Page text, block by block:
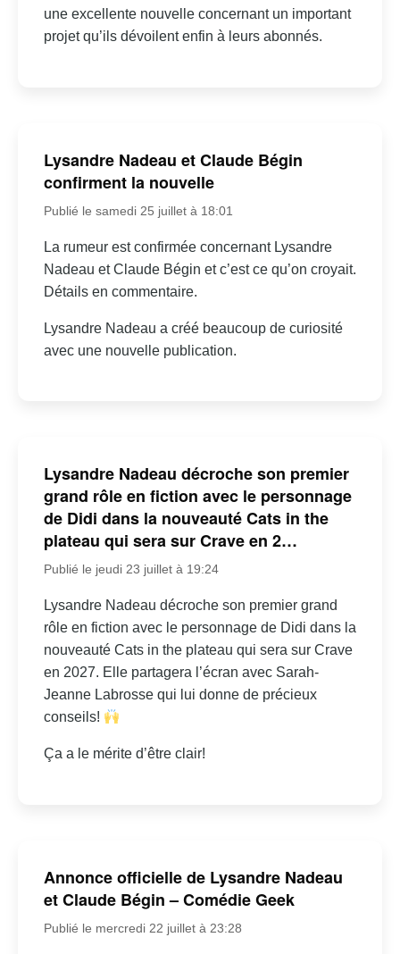
une excellente nouvelle concernant un important
projet qu’ils dévoilent enfin à leurs abonnés.
Lysandre Nadeau et Claude Bégin
confirment la nouvelle
Publié le samedi 25 juillet à 18:01
La rumeur est confirmée concernant Lysandre
Nadeau et Claude Bégin et c’est ce qu’on croyait.
Détails en commentaire.
Lysandre Nadeau a créé beaucoup de curiosité
avec une nouvelle publication.
Lysandre Nadeau décroche son premier
grand rôle en fiction avec le personnage
de Didi dans la nouveauté Cats in the
plateau qui sera sur Crave en 2…
Publié le jeudi 23 juillet à 19:24
Lysandre Nadeau décroche son premier grand
rôle en fiction avec le personnage de Didi dans la
nouveauté Cats in the plateau qui sera sur Crave
en 2027. Elle partagera l’écran avec Sarah-
Jeanne Labrosse qui lui donne de précieux
conseils!
Ça a le mérite d’être clair!
Annonce officielle de Lysandre Nadeau
et Claude Bégin – Comédie Geek
Publié le mercredi 22 juillet à 23:28